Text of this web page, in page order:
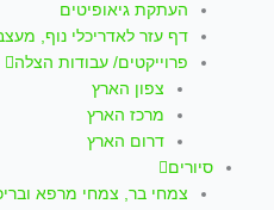
העתקת גיאופיטים
דף עזר לאדריכלי נוף,
פרוייקטים/ עבודות הצלה
צפון הארץ
מרכז הארץ
דרום הארץ
סיורים
צמחי בר, צמחי מרפא